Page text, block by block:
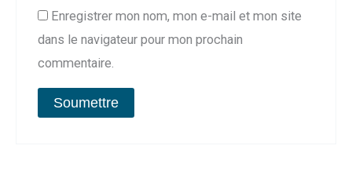
Enregistrer mon nom, mon e-mail et mon site
dans le navigateur pour mon prochain
commentaire.